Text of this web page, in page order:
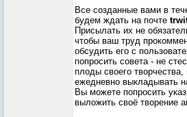
Все созданные вами в
будем ждать на почте
Присылать их не
чтобы ваш труд
обсудить его с
попросить совета - не
плоды своего
ежедневно выкладывать
Вы можете попросить
выложить своё творение